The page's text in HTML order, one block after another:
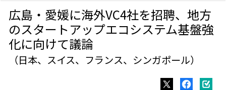
広島・愛媛に海外VC4社を招聘、地方
のスタートアップエコシステム基盤強
化に向けて議論
（日本、スイス、フランス、シンガポール）